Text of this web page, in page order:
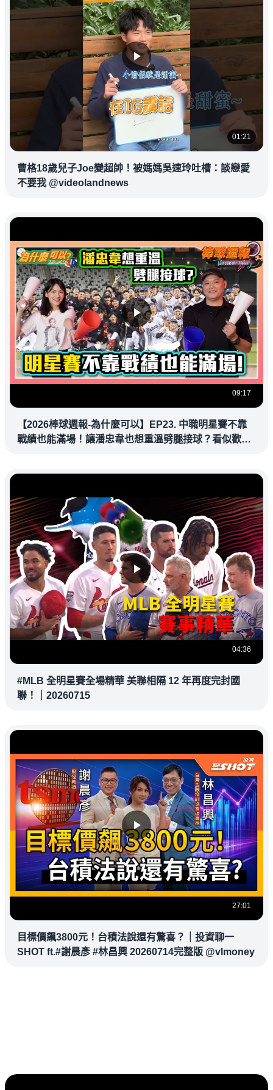
01:21
曹格18歲兒子Joe變超帥！被媽媽吳速玲吐槽：談戀愛
不要我 @videolandnews
09:17
【2026棒球週報-為什麼可以】EP23. 中職明星賽不靠
戰績也能滿場！讓潘忠韋也想重溫劈腿接球？看似歡樂
04:36
#MLB 全明星賽全場精華 美聯相隔 12 年再度完封國
聯！｜20260715
27:01
目標價飆3800元！台積法說還有驚喜？｜投資聊一
SHOT ft.#謝晨彥 #林昌興 20260714完整版 @vlmoney